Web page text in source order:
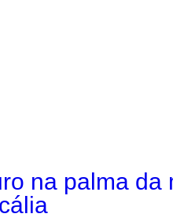
na palma da